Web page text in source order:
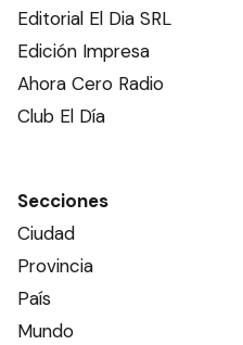
Editorial El Dia SRL
Edición Impresa
Ahora Cero Radio
Club El Día
Secciones
Ciudad
Provincia
País
Mundo